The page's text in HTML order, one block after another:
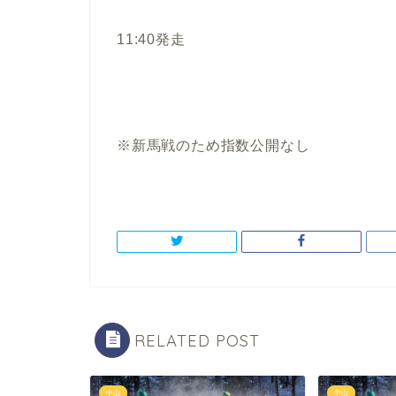
11:40発走
※新馬戦のため指数公開なし
RELATED POST
中山 中山